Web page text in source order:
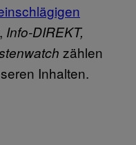
, Info-DIREKT,
zählen
Inhalten.